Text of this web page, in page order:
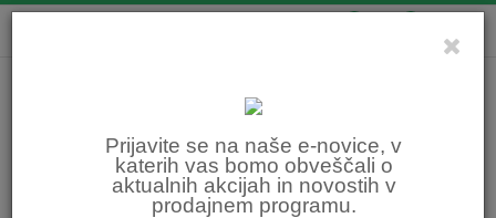
Prijavite se na naše e-novice, v
katerih vas bomo obveščali o
aktualnih akcijah in novostih v
prodajnem programu.